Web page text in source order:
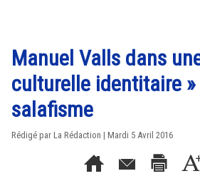
Manuel Valls dans
culturelle identitaire
salafisme
Rédigé par La Rédaction | Mardi 5 Avril 2016